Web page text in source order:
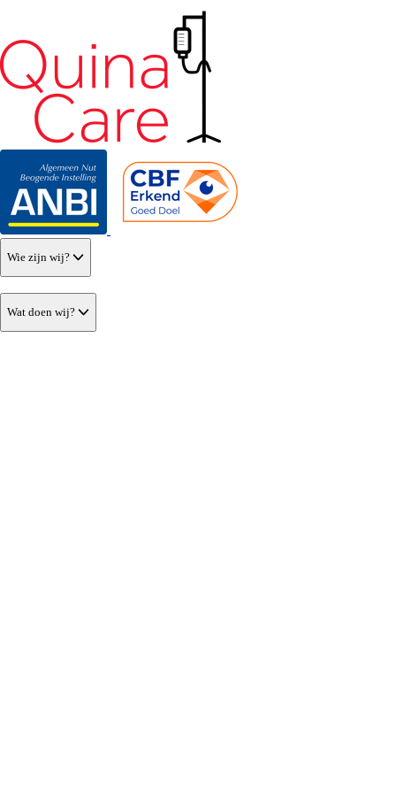
Wie zijn wij?
Wat doen wij?